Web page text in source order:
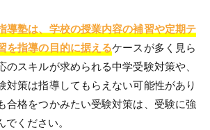
導塾は、学校の授業内容の補習や定期テ
を指導の目的に据えるケースが多く見ら
のスキルが求められる中学受験対策や、
対策は指導してもらえない可能性があり
合格をつかみたい受験対策は、受験に強
ください。